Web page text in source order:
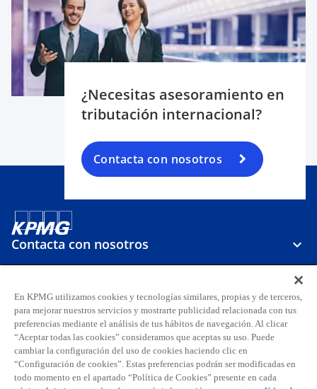
¿Necesitas asesoramiento en
tributación internacional?
Contacta con nosotros
Contacta con nosotros
Sobre KPMG
Carreras
s
e
s
e
s
e
s
e
s
e
s
e
En KPMG utilizamos cookies y tecnologías similares, propias y de terceros,
para mejorar nuestros servicios y mostrarte publicidad relacionada con tus
preferencias mediante el análisis de tus hábitos de navegación. Al clicar
“Aceptar todas las cookies” consideramos que aceptas su uso. Puede
cambiar la configuración del uso de cookies haciendo clic en
“Configuración de cookies”. Estas preferencias podrán ser modificadas en
todo momento en el apartado “Política de Cookies” presente en cada